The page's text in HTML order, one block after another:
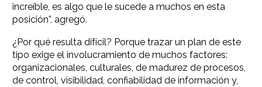
increíble, es algo que le sucede a muchos en esta
posición”, agregó.
¿Por qué resulta difícil? Porque trazar un plan de este
tipo exige el involucramiento de muchos factores:
organizacionales, culturales, de madurez de procesos,
de control, visibilidad, confiabilidad de información y,